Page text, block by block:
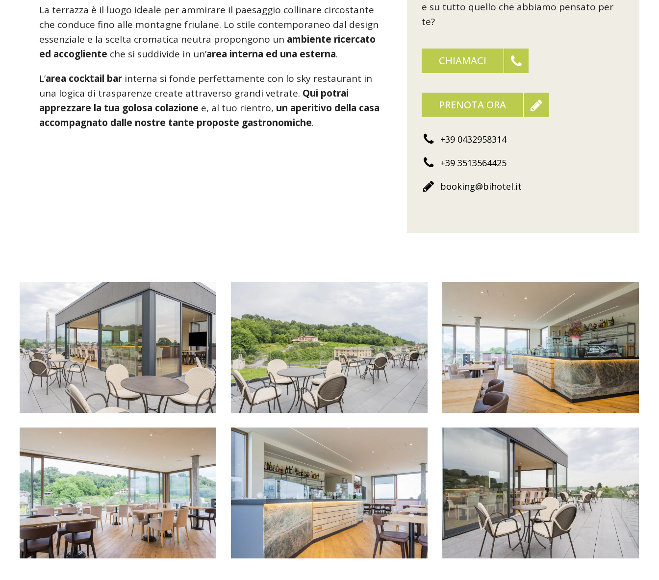
La terrazza è il luogo ideale per ammirare il paesaggio collinare circostante
che conduce fino alle montagne friulane. Lo stile contemporaneo dal design
essenziale e la scelta cromatica neutra propongono un ambiente ricercato
ed accogliente che si suddivide in un’area interna ed una esterna.
L’area cocktail bar interna si fonde perfettamente con lo sky restaurant in
una logica di trasparenze create attraverso grandi vetrate. Qui potrai
apprezzare la tua golosa colazione e, al tuo rientro, un aperitivo della casa
accompagnato dalle nostre tante proposte gastronomiche.
e su tutto quello che abbiamo pensato per
te?
CHIAMACI
PRENOTA ORA
+39 0432958314
+39 3513564425
booking@bihotel.it